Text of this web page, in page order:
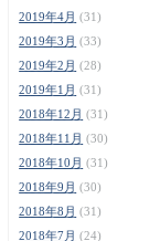
2019年4月 (31)
2019年3月 (33)
2019年2月 (28)
2019年1月 (31)
2018年12月 (31)
2018年11月 (30)
2018年10月 (31)
2018年9月 (30)
2018年8月 (31)
2018年7月 (24)